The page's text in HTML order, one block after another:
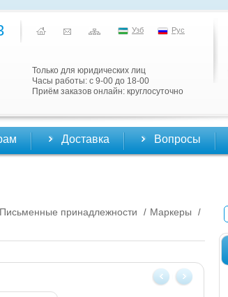
Узб Рус
Только для юридических лиц
Часы работы: с 9-00 до 18-00
Приём заказов онлайн: круглосуточно
Доставка Вопросы
Письменные принадлежности / Маркеры
/